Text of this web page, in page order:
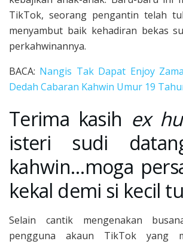
TikTok, seorang pengantin telah
menyambut baik kehadiran bekas
perkahwinannya.
BACA: Nangis Tak Dapat Enjoy
Dedah Cabaran Kahwin Umur 19
Terima kasih ex
isteri sudi
kahwin…moga
kekal demi si kecil tu
Selain cantik mengenakan
pengguna akaun TikTok yang